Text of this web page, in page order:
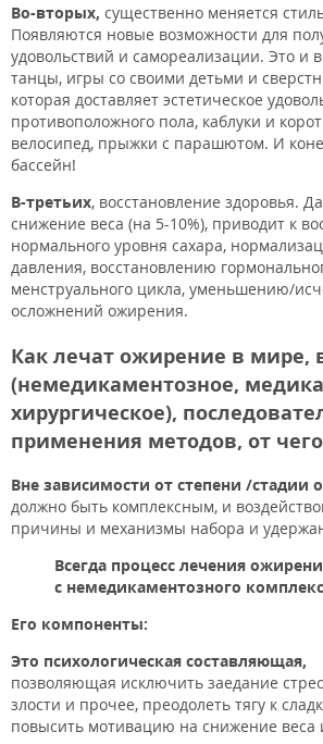
Во-вторых, существенно меняется
Появляются новые возможности для
удовольствий и самореализации. Это и
танцы, игры со своими детьми и
которая доставляет эстетическое
противоположного пола, каблуки и
велосипед, прыжки с парашютом. И
бассейн!
В-третьих, восстановление здоровья.
снижение веса (на 5-10%), приводит к
нормального уровня сахара,
давления, восстановлению
менструального цикла, уменьшению/
осложнений ожирения.
Как лечат ожирение в мире,
(немедикаментозное,
хирургическое),
применения методов, от
Вне зависимости от степени /стадии
должно быть комплексным, и
причины и механизмы набора и
Всегда процесс лечения
с немедикаментозного
Его компоненты:
Это психологическая составляющая,
позволяющая исключить заедание
злости и прочее, преодолеть тягу к
повысить мотивацию на снижение веса